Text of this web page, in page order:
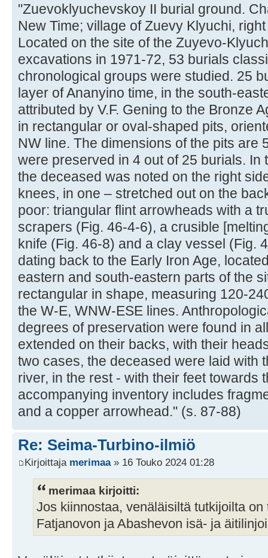
"Zuevoklyuchevskoy II burial ground.
New Time; village of Zuevy Klyuchi,
Located on the site of the Zuyevo-
excavations in 1971-72, 53 burials
chronological groups were studied. 25
layer of Ananyino time, in the south-
attributed by V.F. Gening to the Bronze
in rectangular or oval-shaped pits,
NW line. The dimensions of the pits are
were preserved in 4 out of 25 burials. In
the deceased was noted on the right
knees, in one – stretched out on the
poor: triangular flint arrowheads with a
scrapers (Fig. 46-4-6), a crusible
knife (Fig. 46-8) and a clay vessel (Fig.
dating back to the Early Iron Age,
eastern and south-eastern parts of the
rectangular in shape, measuring 120-
the W-E, WNW-ESE lines.
degrees of preservation were found in
extended on their backs, with their
two cases, the deceased were laid with
river, in the rest - with their feet towards
accompanying inventory includes
and a copper arrowhead." (s. 87-88)
Re: Seima-Turbino-ilmiö
Kirjoittaja merimaa» 16 Touko 2024 01:28
merimaa kirjoitti:
Jos kiinnostaa, venäläisiltä tutkijoilta
Fatjanovon ja Abashevon isä- ja